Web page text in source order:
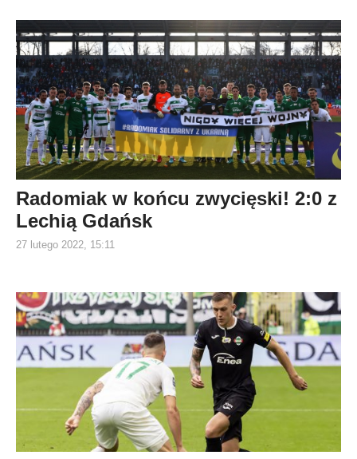
Radomiak w końcu zwycięski! 2:0 z
Lechią Gdańsk
27 lutego 2022, 15:11